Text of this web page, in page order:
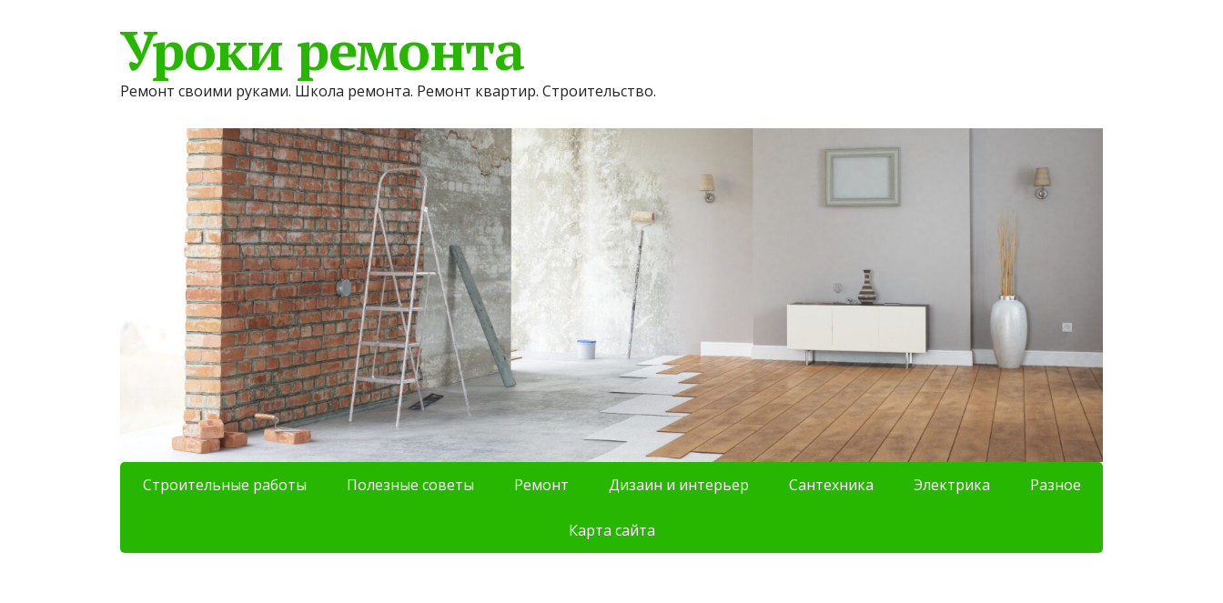
Уроки ремонта
Ремонт своими руками. Школа ремонта. Ремонт квартир. Строительство.
Строительные работы Полезные советы Ремонт Дизаин и интерьер Сантехника Электрика Разное
Карта сайта